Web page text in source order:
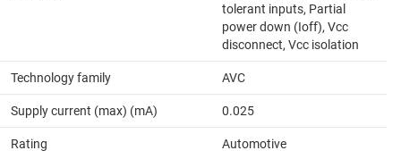
tolerant inputs, Partial
power down (Ioff), Vcc
disconnect, Vcc isolation
Technology family AVC
Supply current (max) (mA) 0.025
Rating Automotive